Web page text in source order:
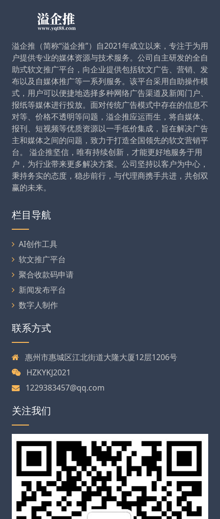
溢企推（简称“溢企推”）自2021年成立以来，专注于为用
户提供专业的媒体资源与技术服务。公司自主研发的全自
助式软文推广平台，向企业提供包括软文广告、营销、发
布以及自媒体推广等一系列服务。该平台采用自助操作模
式，用户可以便捷地选择多种网络广告渠道及新闻门户、
报纸等媒体进行投放。面对传统广告模式中存在的信息不
对等、价格不透明等问题，溢企推应运而生，将自媒体、
报刊、短视频等优质资源以一手低价集成，旨在解决广告
主和媒体之间的问题，致力于打造全国领先的软文营销平
台。 溢企推坚信，唯有持续创新，才能更好地服务于用
户，为行业带来更多解决方案。公司坚持以客户为中心，
秉持务实的态度，稳步前行，与代理商携手共进，共创双
赢的未来。
栏目导航
AI创作工具
软文推广平台
聚合收款码申请
新闻发布平台
数字人制作
联系方式
惠州市惠城区江北街道大隆大厦12层1206号
HZKYKJ2021
1229383457@qq.com
关注我们